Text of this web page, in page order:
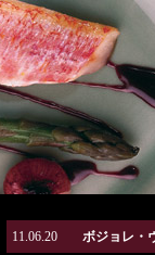
11.06.20 ボジョレ・